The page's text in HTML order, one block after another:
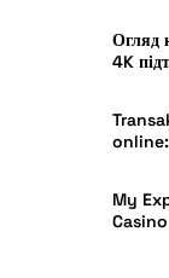
Огляд
4K
My